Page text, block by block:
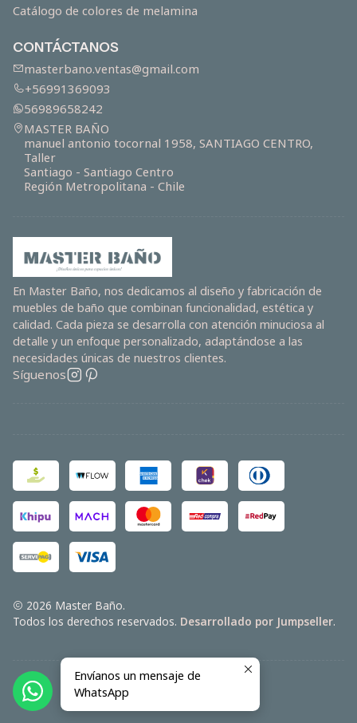
Catálogo de colores de melamina
CONTÁCTANOS
masterbano.ventas@gmail.com
+56991369093
56989658242
MASTER BAÑO
manuel antonio tocornal 1958, SANTIAGO CENTRO,
Taller
Santiago - Santiago Centro
Región Metropolitana - Chile
En Master Baño, nos dedicamos al diseño y fabricación de
muebles de baño que combinan funcionalidad, estética y
calidad. Cada pieza se desarrolla con atención minuciosa al
detalle y un enfoque personalizado, adaptándose a las
necesidades únicas de nuestros clientes.
Síguenos
2026 Master Baño.
Todos los derechos reservados. Desarrollado por Jumpseller.
Envíanos un mensaje de
WhatsApp